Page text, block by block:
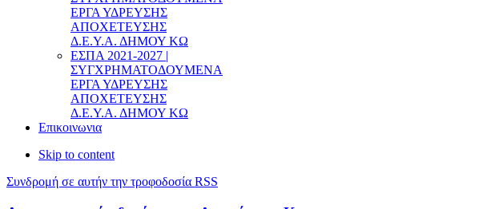
ΕΡΓΑ ΥΔΡΕΥΣΗΣ
ΑΠΟΧΕΤΕΥΣΗΣ
Δ.Ε.Υ.Α. ΔΗΜΟΥ ΚΩ
ΕΣΠΑ 2021-2027 |
ΣΥΓΧΡΗΜΑΤΟΔΟΥΜΕΝΑ
ΕΡΓΑ ΥΔΡΕΥΣΗΣ
ΑΠΟΧΕΤΕΥΣΗΣ
Δ.Ε.Υ.Α. ΔΗΜΟΥ ΚΩ
Επικοινωνια
Skip to content
Συνδρομή σε αυτήν την τροφοδοσία RSS